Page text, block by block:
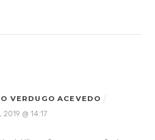
VERDUGO ACEVEDO
@ 14:17